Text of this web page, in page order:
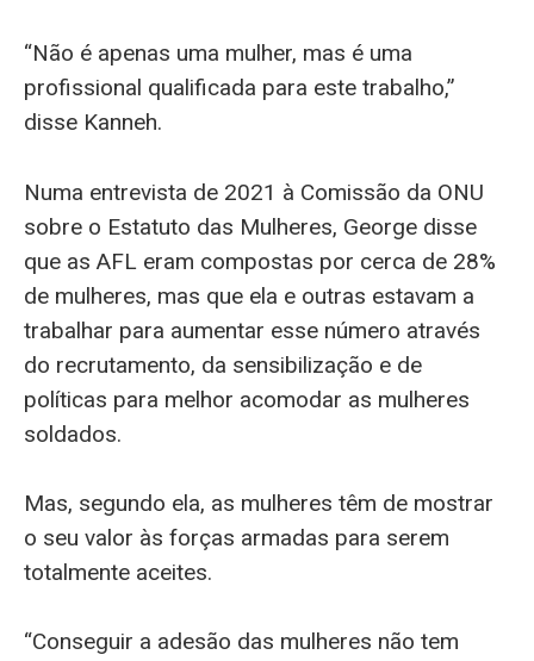
“Não é apenas uma mulher, mas é uma
profissional qualificada para este trabalho,”
disse Kanneh.
Numa entrevista de 2021 à Comissão da ONU
sobre o Estatuto das Mulheres, George disse
que as AFL eram compostas por cerca de 28%
de mulheres, mas que ela e outras estavam a
trabalhar para aumentar esse número através
do recrutamento, da sensibilização e de
políticas para melhor acomodar as mulheres
soldados.
Mas, segundo ela, as mulheres têm de mostrar
o seu valor às forças armadas para serem
totalmente aceites.
“Conseguir a adesão das mulheres não tem